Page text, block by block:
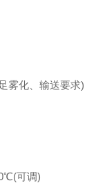
雾化、输送要求)
可调)